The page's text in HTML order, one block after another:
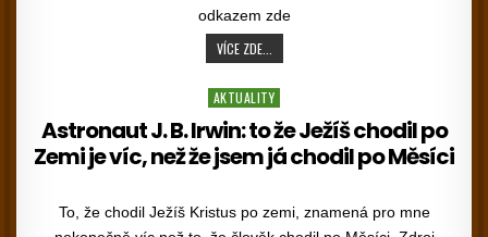
odkazem zde
VÍCE ZDE...
Posted in
AKTUALITY
Astronaut J. B. Irwin: to že Ježíš chodil po
Zemi je víc, než že jsem já chodil po Měsíci
To, že chodil Ježíš Kristus po zemi, znamená pro mne